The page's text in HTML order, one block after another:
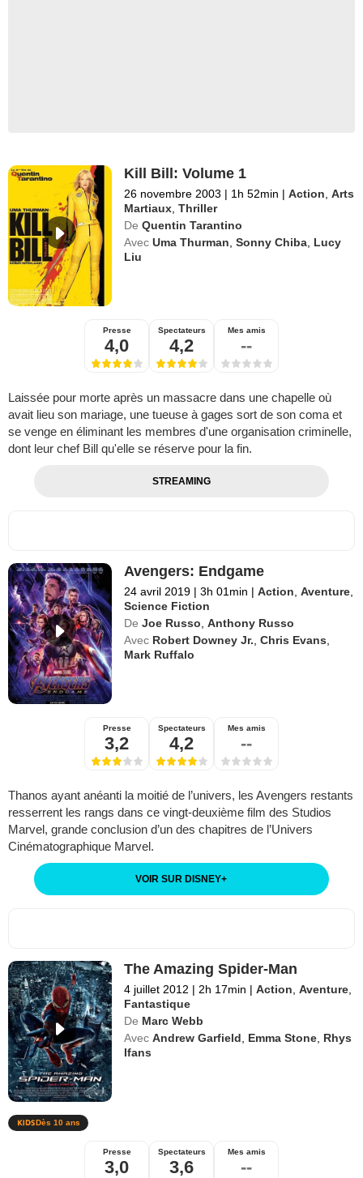
Kill Bill: Volume 1
26 novembre 2003 | 1h 52min | Action ,Arts
Martiaux ,Thriller
De Quentin Tarantino
Avec Uma Thurman ,Sonny Chiba Lucy
Liu
Presse
4,0
Spectateurs
4,2
Mes amis
--
Laissée pour morte après un massacre dans une chapelle où
avait lieu son mariage, une tueuse à gages sort de son coma et
se venge en éliminant les membres d'une organisation criminelle,
dont leur chef Bill qu'elle se réserve pour la fin.
STREAMING
Avengers: Endgame
24 avril 2019 | 3h 01min | Action ,Aventure
Science Fiction
De Joe Russo ,Anthony Russo
Avec Robert Downey Jr. ,Chris Evans
Mark Ruffalo
Presse
3,2
Spectateurs
4,2
Mes amis
--
Thanos ayant anéanti la moitié de l’univers, les Avengers restants
resserrent les rangs dans ce vingt-deuxième film des Studios
Marvel, grande conclusion d’un des chapitres de l’Univers
Cinématographique Marvel.
VOIR SUR DISNEY+
The Amazing Spider-Man
4 juillet 2012 | 2h 17min | Action ,Aventure
Fantastique
De Marc Webb
Avec Andrew Garfield Emma Stone Rhys
Ifans
Dès 10 ans
Presse
3,0
Spectateurs
3,6
Mes amis
--